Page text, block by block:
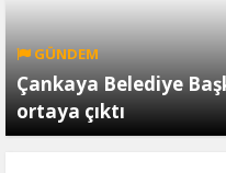
GÜNDEM
Çankaya Belediye
ortaya çıktı